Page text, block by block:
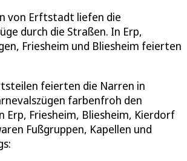
von Erftstadt liefen die
durch die Straßen. In Erp,
Friesheim und Bliesheim feierten
feierten die Narren in
farbenfroh den
Erp, Friesheim, Bliesheim, Kierdorf
Fußgruppen, Kapellen und